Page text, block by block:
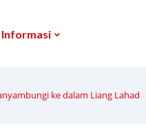
Informasi
ke dalam Liang Lahad